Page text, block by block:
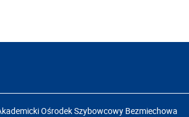
Ośrodek Szybowcowy Bezmiechowa